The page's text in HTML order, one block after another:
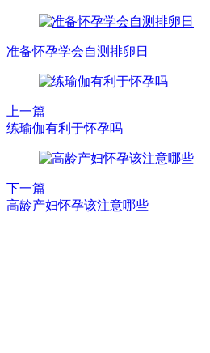
准备怀孕学会自测排卵日
上一篇
练瑜伽有利于怀孕吗
下一篇
高龄产妇怀孕该注意哪些